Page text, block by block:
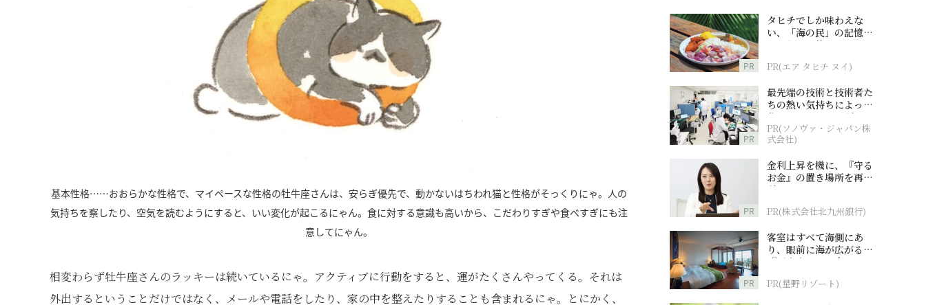
基本性格……おおらかな性格で、マイペースな性格の牡牛座さんは、安らぎ優先で、動かないはちわれ猫と性格がそっくりにゃ。人の
気持ちを察したり、空気を読むようにすると、いい変化が起こるにゃん。食に対する意識も高いから、こだわりすぎや食べすぎにも注
意してにゃん。
相変わらず牡牛座さんのラッキーは続いているにゃ。アクティブに行動をすると、運がたくさんやってくる。それは
外出するということだけではなく、メールや電話をしたり、家の中を整えたりすることも含まれるにゃ。とにかく、
PR
タヒチでしか味わえな
い、「海の民」の記憶へ
とつながる旅
PR(エア タヒチ ヌイ)
PR
最先端の技術と技術者た
ちの熱い気持ちによって
作られているオーダーメ
イド補聴器
PR(ソノヴァ・ジャパン株
式会社)
PR
金利上昇を機に、『守る
お金』の置き場所を再検
討
PR(株式会社北九州銀行)
PR
客室はすべて海側にあ
り、眼前に海が広がる
『西表島ホテル by 星野
PR(星野リゾート)